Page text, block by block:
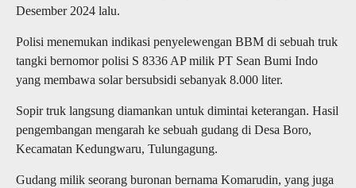
Desember 2024 lalu.
Polisi menemukan indikasi penyelewengan BBM di sebuah truk
tangki bernomor polisi S 8336 AP milik PT Sean Bumi Indo
yang membawa solar bersubsidi sebanyak 8.000 liter.
Sopir truk langsung diamankan untuk dimintai keterangan. Hasil
pengembangan mengarah ke sebuah gudang di Desa Boro,
Kecamatan Kedungwaru, Tulungagung.
Gudang milik seorang buronan bernama Komarudin, yang juga